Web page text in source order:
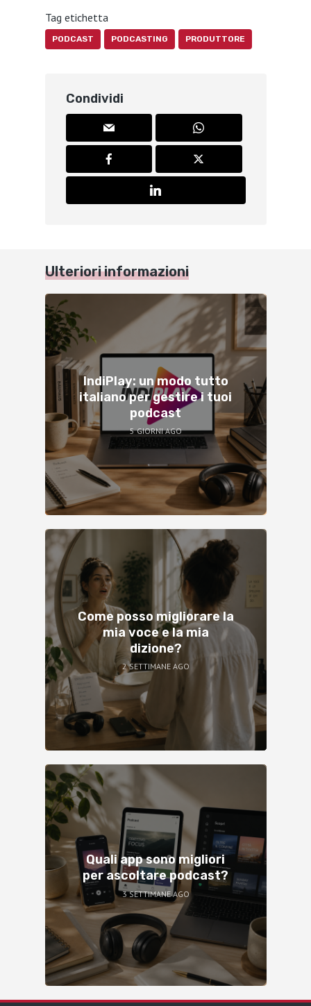
Tag etichetta
PODCAST PODCASTING PRODUTTORE
Condividi
Ulteriori informazioni
IndiPlay: un modo tutto
italiano per gestire i tuoi
podcast
5 GIORNI AGO
Come posso migliorare la
mia voce e la mia
dizione?
2 SETTIMANE AGO
Quali app sono migliori
per ascoltare podcast?
3 SETTIMANE AGO